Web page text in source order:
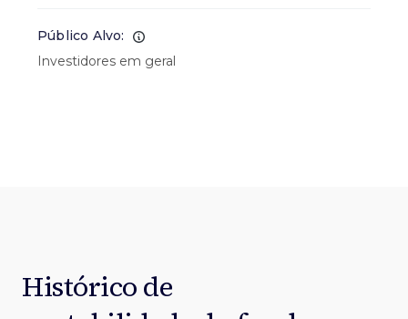
Público Alvo:
Investidores em geral
Histórico de